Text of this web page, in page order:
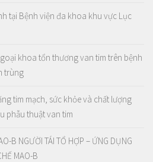
tại Bệnh viện đa khoa khu vực Lục
khoa tổn thương van tim trên bệnh
trùng
tim mạch, sức khỏe và chất lượng
phẫu thuật van tim
B NGƯỜI TÁI TỔ HỢP – ỨNG DỤNG
MAO-B